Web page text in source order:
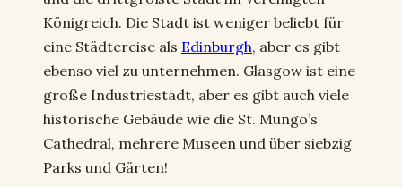
Königreich. Die Stadt ist weniger beliebt für
eine Städtereise als Edinburgh, aber es gibt
ebenso viel zu unternehmen. Glasgow ist eine
große Industriestadt, aber es gibt auch viele
historische Gebäude wie die St. Mungo’s
Cathedral, mehrere Museen und über siebzig
Parks und Gärten!